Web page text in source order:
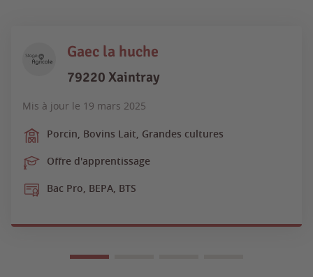
Gaec la huche
79220 Xaintray
Mis à jour le 19 mars 2025
Porcin, Bovins Lait, Grandes cultures
Offre d'apprentissage
Bac Pro, BEPA, BTS